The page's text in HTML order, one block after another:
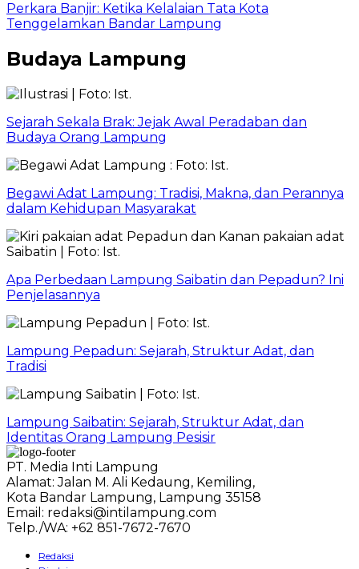
Perkara Banjir: Ketika Kelalaian Tata Kota
Tenggelamkan Bandar Lampung
Budaya Lampung
Sejarah Sekala Brak: Jejak Awal Peradaban dan
Budaya Orang Lampung
Begawi Adat Lampung: Tradisi, Makna, dan Perannya
dalam Kehidupan Masyarakat
Apa Perbedaan Lampung Saibatin dan Pepadun? Ini
Penjelasannya
Lampung Pepadun: Sejarah, Struktur Adat, dan
Tradisi
Lampung Saibatin: Sejarah, Struktur Adat, dan
Identitas Orang Lampung Pesisir
PT. Media Inti Lampung
Alamat: Jalan M. Ali Kedaung, Kemiling,
Kota Bandar Lampung, Lampung 35158
Email: redaksi@intilampung.com
Telp./WA: +62 851-7672-7670
Redaksi